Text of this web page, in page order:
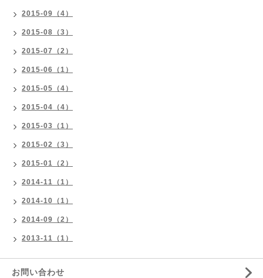
2015-09（4）
2015-08（3）
2015-07（2）
2015-06（1）
2015-05（4）
2015-04（4）
2015-03（1）
2015-02（3）
2015-01（2）
2014-11（1）
2014-10（1）
2014-09（2）
2013-11（1）
お問い合わせ